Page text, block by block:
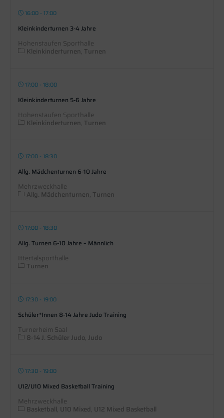
16:00 - 17:00
Kleinkinderturnen 3-4 Jahre
Hohenstaufen Sporthalle
Kleinkinderturnen Turnen
17:00 - 18:00
Kleinkinderturnen 5-6 Jahre
Hohenstaufen Sporthalle
Kleinkinderturnen Turnen
17:00 - 18:30
Allg. Mädchenturnen 6-10 Jahre
Mehrzweckhalle
Allg. Mädchenturnen Turnen
17:00 - 18:30
Allg. Turnen 6-10 Jahre – Männlich
Ittertalsporthalle
Turnen
17:30 - 19:00
Schüler*innen 8-14 Jahre Judo Training
Turnerheim Saal
8-14 J. Schüler Judo Judo
17:30 - 19:00
U12/U10 Mixed Basketball Training
Mehrzweckhalle
Basketball U10 Mixed U12 Mixed Basketball